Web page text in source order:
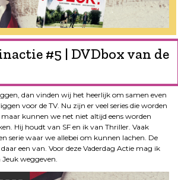
#5 | DVDbox van de
dan vinden wij het heerlijk om samen even
voor de TV. Nu zijn er veel series die worden
kunnen we net niet altijd eens worden
Hij houdt van SF en ik van Thriller. Vaak
serie waar we allebei om kunnen lachen. De
daar een van. Voor deze Vaderdag Actie mag ik
Jeuk weggeven.